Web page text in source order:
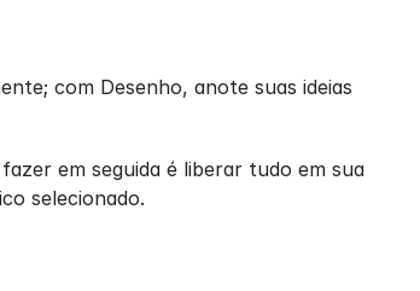
com Desenho, anote suas ideias
em seguida é liberar tudo em sua
selecionado.